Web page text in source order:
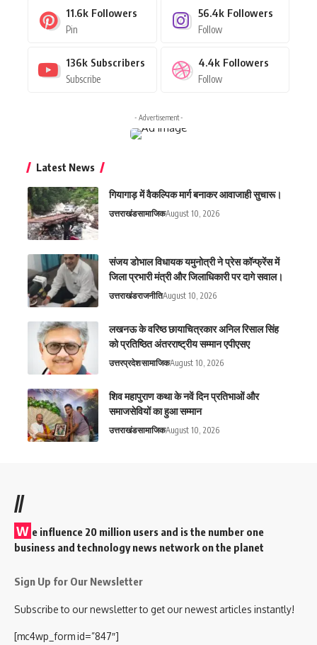
11.6k Followers
Pin
56.4k Followers
Follow
136k Subscribers
Subscribe
4.4k Followers
Follow
- Advertisement -
Latest News
गियागाड़ में वैकल्पिक मार्ग बनाकर आवाजाही सुचारू।
उत्तराखंडसामाजिकAugust 10, 2026
संजय डोभाल विधायक यमुनोत्री ने प्रेस कॉन्फ्रेंस में
जिला प्रभारी मंत्री और जिलाधिकारी पर दागे सवाल।
उत्तराखंडराजनीतिAugust 10, 2026
लखनऊ के वरिष्ठ छायाचित्रकार अनिल रिसाल सिंह
को प्रतिष्ठित अंतरराष्ट्रीय सम्मान एपीएसए
उत्तरप्रदेशसामाजिकAugust 10, 2026
शिव महापुराण कथा के नवें दिन प्रतिभाओं और
समाजसेवियों का हुआ सम्मान
उत्तराखंडसामाजिकAugust 10, 2026
//
W e influence 20 million users and is the number one
business and technology news network on the planet
Sign Up for Our Newsletter
Subscribe to our newsletter to get our newest articles instantly!
[mc4wp_form id=”847″]